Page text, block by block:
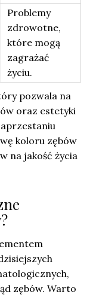
Problemy
zdrowotne,
które mogą
zagrażać
życiu.
pozwala na
oraz estetyki
koloru zębów
na jakość życia
zębów. Warto